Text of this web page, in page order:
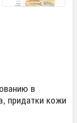
в
придатки кожи